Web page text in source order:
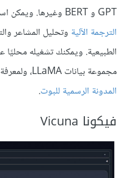
GPT و BERT وغيرها. ويمكن استخدامه في العديد من التطبيقات مثل
الترجمة الآلية وتحليل المشاعر
الطبيعية. ويمكنك تشغيله
مجموعة بيانات LLaMA، ولمعرفة المزيد من التفاصيل يمكن مطالعة
المدونة الرسمية للبوت.
فيكونا Vicuna